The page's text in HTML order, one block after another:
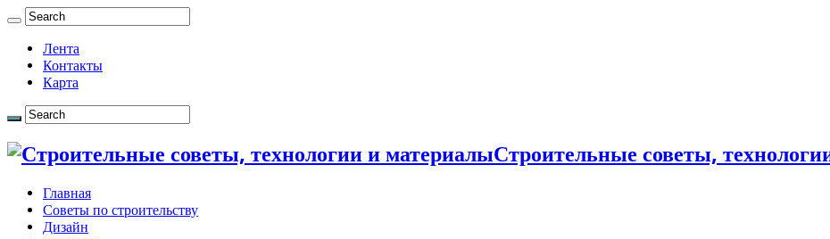
Лента
Контакты
Карта
Строительные советы,
Главная
Советы по строительству
Дизайн